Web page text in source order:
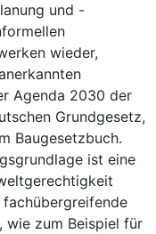
und -
wieder,
Agenda 2030 der
Grundgesetz,
Baugesetzbuch.
ist eine
wie zum Beispiel für